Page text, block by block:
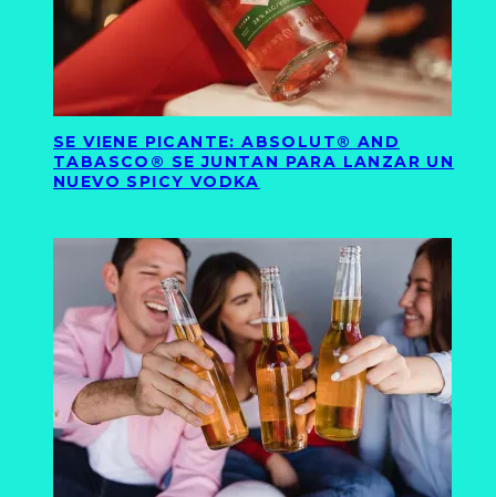
SE VIENE PICANTE: ABSOLUT® AND
TABASCO® SE JUNTAN PARA LANZAR UN
NUEVO SPICY VODKA